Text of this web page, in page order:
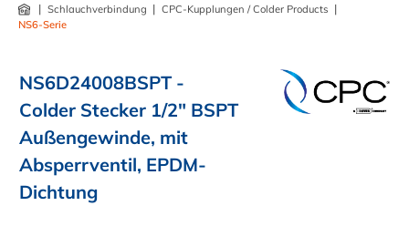
| Schlauchverbindung | CPC-Kupplungen / Colder Products |
NS6-Serie
NS6D24008BSPT -
Colder Stecker 1/2" BSPT
Außengewinde, mit
Absperrventil, EPDM-
Dichtung